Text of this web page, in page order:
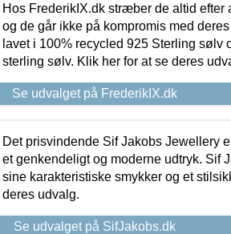
Hos FrederikIX.dk stræber de altid efter
og de går ikke på kompromis med
lavet i 100% recycled 925 Sterling sølv
sterling sølv. Klik her for at se deres
Se udvalget på FrederikIX.dk
Det prisvindende Sif Jakobs Jewellery
et genkendeligt og moderne udtryk. Sif
sine karakteristiske smykker og et
deres udvalg.
Se udvalget på SifJakobs.dk